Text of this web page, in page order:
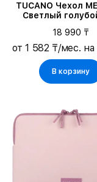
TUCANO Чехол
Светлый
ноутбуков до 13"/
Air 15.3/MacBook
18 990 ₸
от 1 582 ₸/мес. на
В корзину